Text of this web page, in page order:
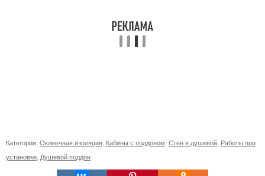
Категории: Оклеечная изоляция Кабины с поддоном Стен в душевой Работы при
установке Душевой поддон